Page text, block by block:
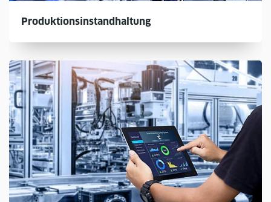
Produktionsinstandhaltung